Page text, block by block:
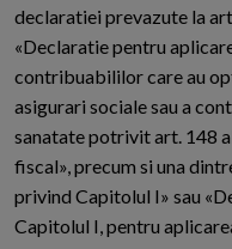
declaratiei prevazute la
«Declaratie pentru
contribuabililor care au
asigurari sociale sau a
sanatate potrivit art. 148
fiscal», precum si una
privind Capitolul I» sau
Capitolul I, pentru